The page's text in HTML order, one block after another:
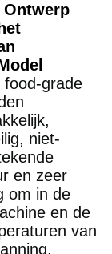
Ontwerp
grade
niet-
en zeer
om in de
en de
van